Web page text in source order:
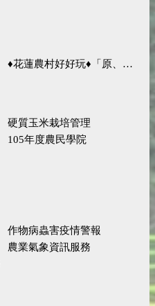
♦花蓮農村好好玩♦「原、生、慢、活」四條遊程推薦
硬質玉米栽培管理
105年度農民學院
作物病蟲害疫情警報
農業氣象資訊服務